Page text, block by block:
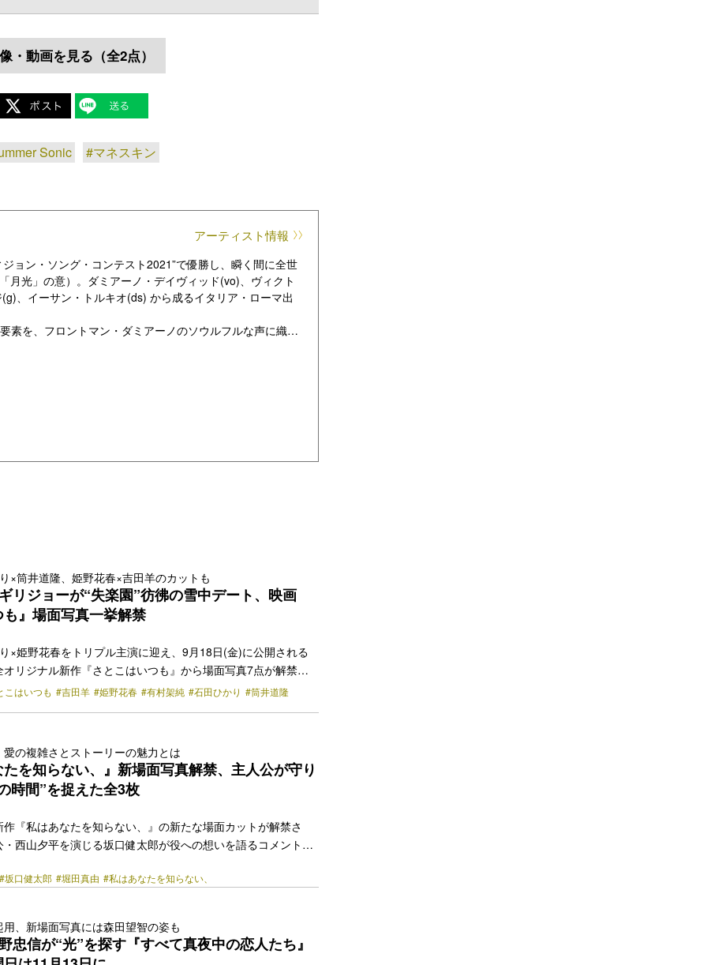
・動画を見る（全2点）
Sonic #マネスキン
アーティスト情報
ョン・ソング・コンテスト2021”で優勝し、瞬く間に全世
月光」の意）。ダミアーノ・デイヴィッド(vo)、ヴィクト
、イーサン・トルキオ(ds) から成るイタリア・ローマ出
素を、フロントマン・ダミアーノのソウルフルな声に織り
でも12か国でNo.1を記録し、今なおロングセラーとなって
×筒井道隆、姫野花春×吉田羊のカットも
リジョーが“失楽園”彷彿の雪中デート、映画
』場面写真一挙解禁
×姫野花春をトリプル主演に迎え、9月18日(金)に公開される
リジナル新作『さとこはいつも』から場面写真7点が解禁さ
画デビュー20周年を迎え、これまでもユニークでどこかキュー
る35歳の映画配給会社勤務の西田沙都子役を有村架純、子育
々に手にした自分の時間で夢に目覚める55歳の飯島里… <a
bezzy.jp/2026/07/89391/"></a>
こはいつも #吉田羊 #姫野花春 #有村架純 #石田ひかり #筒井道隆
の複雑さとストーリーの魅力とは
を知らない、』新場面写真解禁、主人公が守り
時間”を捉えた全3枚
『私はあなたを知らない、』の新たな場面カットが解禁さ
西山夕平を演じる坂口健太郎が役への想いを語るコメントが
坂口が演じるのは、狂おしいまでに”家族“という幸せの形を
常は、職場で出会ったシングルマザーの紗月（堀田真由）、
・朝子（倉田瑛茉）との出会いによって一変する。 最初は朝
#坂口健太郎 #堀田真由 #私はあなたを知らない、
、新場面写真には森田望智の姿も
忠信が“光”を探す『すべて真夜中の恋人たち』